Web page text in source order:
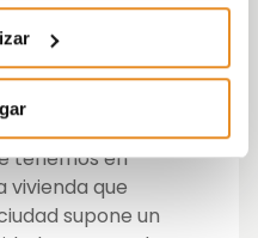
para Cataluña,
es una
estamos
por ella con
en marcha y los
tenemos en
vivienda que
supone un